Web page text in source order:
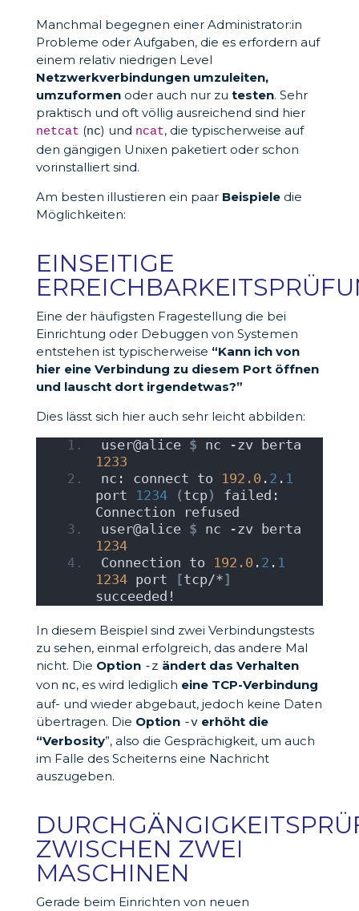
Manchmal begegnen einer Administrator:in
Probleme oder Aufgaben, die es erfordern auf
einem relativ niedrigen Level
Netzwerkverbindungen umzuleiten,
umzuformenoder auch nur zu testen. Sehr
praktisch und oft völlig ausreichend sind hier
netcat (nc) und ncat, die typischerweise auf
den gängigen Unixen paketiert oder schon
vorinstalliert sind.
Am besten illustieren ein paar Beispieledie
Möglichkeiten:
EINSEITIGE
Eine der häufigsten Fragestellung die bei
Einrichtung oder Debuggen von Systemen
entstehen ist typischerweise “Kann ich von
hier eine Verbindung zu diesem Port öffnen
und lauscht dort irgendetwas?”
Dies lässt sich hier auch sehr leicht abbilden:
user@alice $
1233
nc: connect to
192.0 . 2 . 1
port
1234 (tcp)
failed:
Connection refused
user@alice $
1234
Connection to
192.0 . 2 . 1
1234 port [tcp/*]
succeeded!
In diesem Beispiel sind zwei Verbindungstests
zu sehen, einmal erfolgreich, das andere Mal
nicht. Die Option -z ändert das Verhalten
von nc, es wird lediglich eine TCP-Verbindung
auf- und wieder abgebaut, jedoch keine Daten
übertragen. Die Option -v erhöht die
“Verbosity”, also die Gesprächigkeit, um auch
im Falle des Scheiterns eine Nachricht
auszugeben.
ZWISCHEN ZWEI
MASCHINEN
Gerade beim Einrichten von neuen